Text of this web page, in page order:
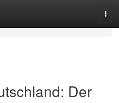
Der